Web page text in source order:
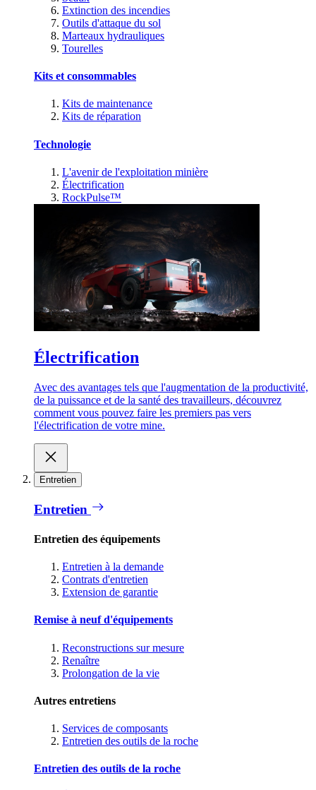
Extinction des incendies
Outils d'attaque du sol
Marteaux hydrauliques
Tourelles
Kits et consommables
Kits de maintenance
Kits de réparation
Technologie
L'avenir de l'exploitation minière
Électrification
RockPulse™
Électrification
Avec des avantages tels que l'augmentation de la productivité,
de la puissance et de la santé des travailleurs, découvrez
comment vous pouvez faire les premiers pas vers
l'électrification de votre mine.
Entretien
Entretien
Entretien des équipements
Entretien à la demande
Contrats d'entretien
Extension de garantie
Remise à neuf d'équipements
Reconstructions sur mesure
Renaître
Prolongation de la vie
Autres entretiens
Services de composants
Entretien des outils de la roche
Entretien des outils de la roche